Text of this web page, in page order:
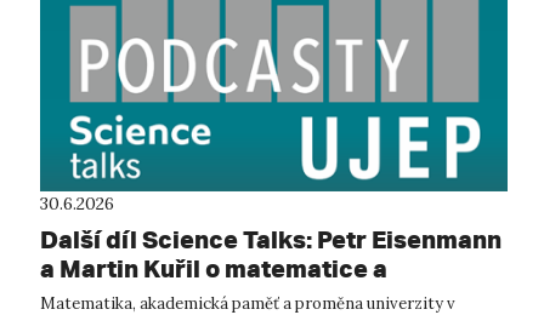
30.6.2026
Další díl Science Talks: Petr Eisenmann
a Martin Kuřil o matematice a
proměnách UJEP
Matematika, akademická paměť a proměna univerzity v